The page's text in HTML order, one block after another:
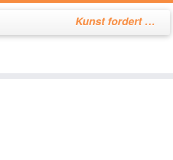
Kunst fordert …